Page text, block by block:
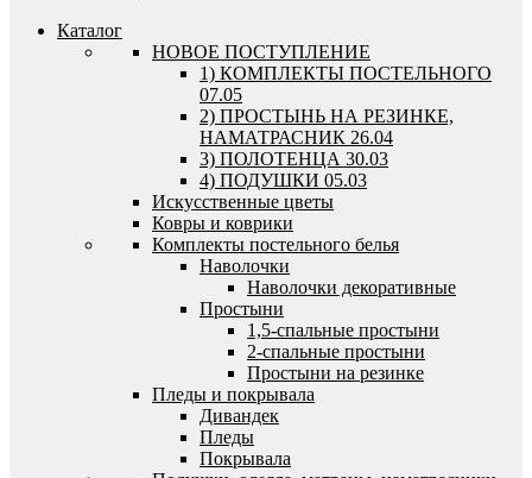
Каталог
HОВОЕ ПОСТУПЛЕНИЕ
1) КОМПЛЕКТЫ ПОСТЕЛЬНОГО
07.05
2) ПРОСТЫНЬ НА РЕЗИНКЕ,
НАМАТРАСНИК 26.04
3) ПОЛОТЕНЦА 30.03
4) ПОДУШКИ 05.03
Искусственные цветы
Ковры и коврики
Комплекты постельного белья
Наволочки
Наволочки декоративные
Простыни
1,5-спальные простыни
2-спальные простыни
Простыни на резинке
Пледы и покрывала
Дивандек
Пледы
Покрывала